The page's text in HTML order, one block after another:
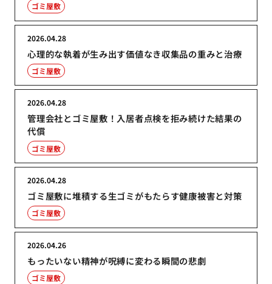
ゴミ屋敷
心理的な執着が生み出す価値なき収集品の重みと治療
2026.04.28
ゴミ屋敷
管理会社とゴミ屋敷！入居者点検を拒み続けた結果の
代償
2026.04.28
ゴミ屋敷
ゴミ屋敷に堆積する生ゴミがもたらす健康被害と対策
2026.04.28
ゴミ屋敷
もったいない精神が呪縛に変わる瞬間の悲劇
2026.04.26
ゴミ屋敷